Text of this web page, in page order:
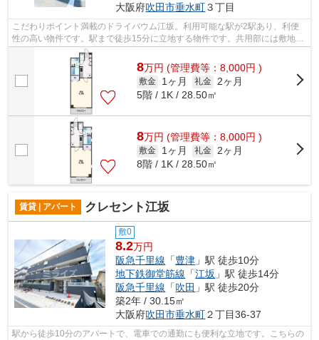
大阪府吹田市垂水町３丁目
こだわりポイント満載のドライバウム江坂。利用可能な駅が2駅あり、利便
性の高い物件です。駅まで徒歩15分に立地する物件です。共用部には敷地内
ごみ置き場・エレベータなどが揃ってお...
8万円 (管理費等：8,000円 )
敷金 1ヶ月 礼金
2ヶ月
5階 / 1K / 28.50㎡
8万円 (管理費等：8,000円 )
敷金 1ヶ月 礼金
2ヶ月
8階 / 1K / 28.50㎡
賃貸 | アパート クレセント江坂
敷0
8.2万円
阪急千里線 「豊津 」駅 徒歩10分
地下鉄御堂筋線 「江坂 」駅 徒歩14分
阪急千里線 「吹田 」駅 徒歩20分
築2年 / 30.15㎡
大阪府吹田市垂水町２丁目36-37
駅から徒歩10分のアパートで、電車での通勤にも便利な立地です。こちらの